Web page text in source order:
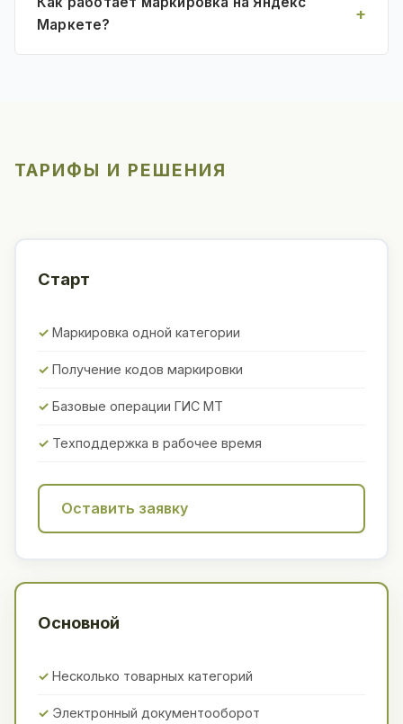
Маркете?
ТАРИФЫ И РЕШЕНИЯ
Старт
Маркировка одной категории
Получение кодов маркировки
Базовые операции ГИС МТ
Техподдержка в рабочее время
Оставить заявку
Основной
Несколько товарных категорий
Электронный документооборот